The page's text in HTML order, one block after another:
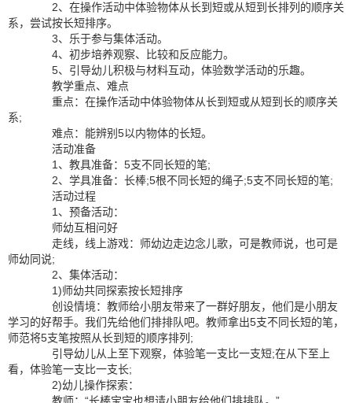
2、在操作活动中体验物体从长到短或从短到长排列的顺序关
系，尝试按长短排序。
3、乐于参与集体活动。
4、初步培养观察、比较和反应能力。
5、引导幼儿积极与材料互动，体验数学活动的乐趣。
教学重点、难点
重点：在操作活动中体验物体从长到短或从短到长的顺序关
系;
难点：能辨别5以内物体的长短。
活动准备
1、教具准备：5支不同长短的笔;
2、学具准备：长棒;5根不同长短的绳子;5支不同长短的笔;
活动过程
1、预备活动：
师幼互相问好
走线，线上游戏：师幼边走边念儿歌，可是教师说，也可是
师幼同说;
2、集体活动：
1)师幼共同探索按长短排序
创设情境：教师给小朋友带来了一群好朋友，他们是小朋友
学习的好帮手。我们先给他们排排队吧。教师拿出5支不同长短的笔，
师范将5支笔按照从长到短的顺序排列;
引导幼儿从上至下观察，体验笔一支比一支短;在从下至上
看，体验笔一支比一支长;
2)幼儿操作探索：